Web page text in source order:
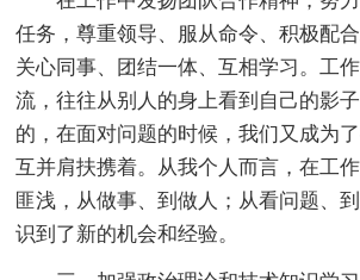
任务，尊重领导、服从命令、积极配
关心同事、团结一体、互相学习。工
流，往往从别人的身上看到自己的影
的，在面对问题的时候，我们又成为
互并肩扶携着。从我个人而言，在工
匪浅，从做事、到做人；从看问题、
识到了新的机会和经验。